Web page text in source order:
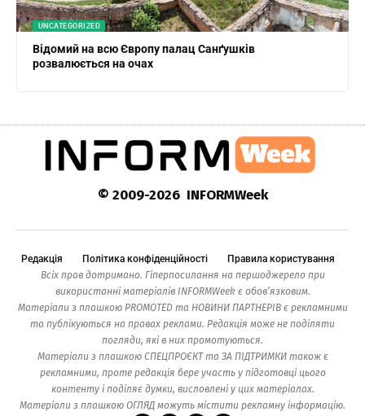
UNCATEGORIZED
Відомий на всю Європу палац Санґушків
розвалюється на очах
© 2009-2026 INFORMWeek
Редакція Політика конфіденційності
Правила користування
Всіх прав дотримано. Гіперпосилання на першоджерело при
використанні матеріалів INFORMWeek є обов’язковим.
Матеріали з плашкою PROMOTED та НОВИНИ ПАРТНЕРІВ є рекламними
та публікуються на правах реклами. Редакція може не поділяти
погляди, які в них промотуються.
Матеріали з плашкою СПЕЦПРОЄКТ та ЗА ПІДТРИМКИ також є
рекламними, проте редакція бере участь у підготовці цього
контенту і поділяє думки, висловлені у цих матеріалах.
Матеріали з плашкою ОГЛЯД можуть містити рекламну інформацію.